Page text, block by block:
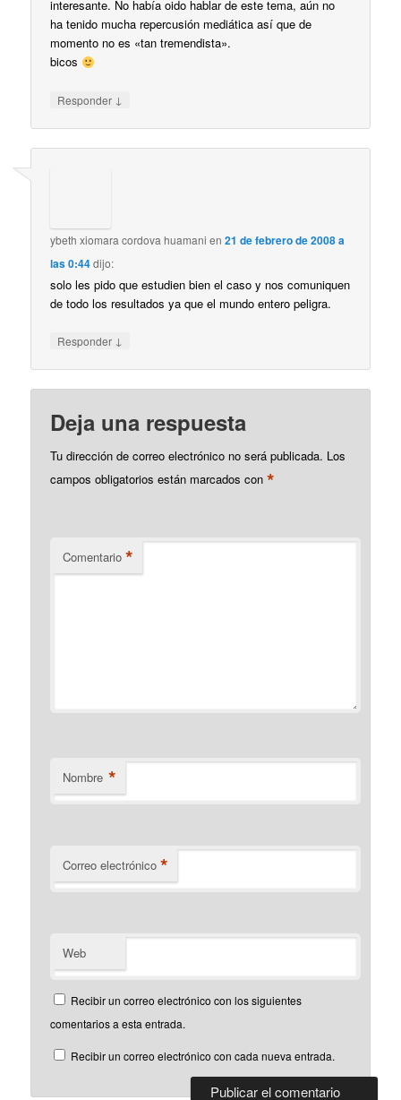
interesante. No había oido hablar de este tema, aún no
ha tenido mucha repercusión mediática así que de
momento no es «tan tremendista».
bicos
Responder ↓
ybeth xiomara cordova huamani en21 de febrero de 2008 a
las 0:44dijo:
solo les pido que estudien bien el caso y nos comuniquen
de todo los resultados ya que el mundo entero peligra.
Responder ↓
Deja una respuesta
Tu dirección de correo electrónico no será publicada. Los
campos obligatorios están marcados con*
Comentario *
Nombre *
Correo electrónico *
Web
Recibir un correo electrónico con los siguientes
comentarios a esta entrada.
Recibir un correo electrónico con cada nueva entrada.